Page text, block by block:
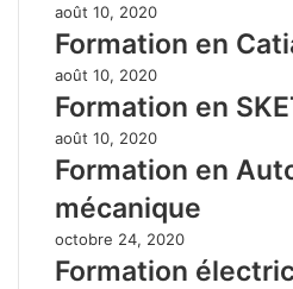
août 10, 2020
Formation en
août 10, 2020
Formation en
août 10, 2020
Formation en
mécanique
octobre 24, 2020
Formation